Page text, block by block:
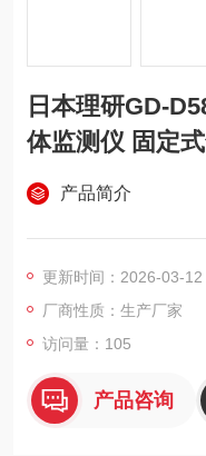
日本理研GD-
体监测仪 固定
产品简介
更新时间：2026-03-12
厂商性质：生产厂家
访问量：105
产品咨询